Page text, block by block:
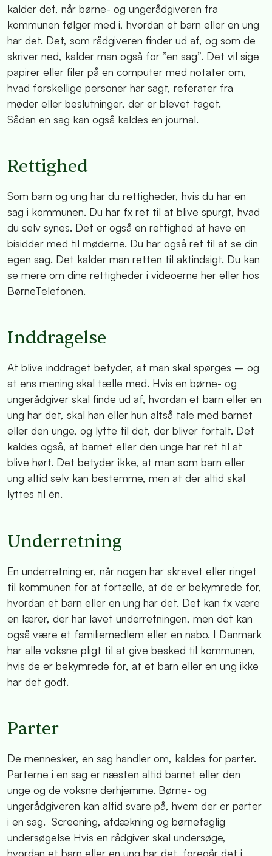
kalder det, når børne- og ungerådgiveren fra
kommunen følger med i, hvordan et barn eller en ung
har det. Det, som rådgiveren finder ud af, og som de
skriver ned, kalder man også for ”en sag”. Det vil sige
papirer eller filer på en computer med notater om,
hvad forskellige personer har sagt, referater fra
møder eller beslutninger, der er blevet taget.
Sådan en sag kan også kaldes en journal.
Rettighed
Som barn og ung har du rettigheder, hvis du har en
sag i kommunen. Du har fx ret til at blive spurgt, hvad
du selv synes. Det er også en rettighed at have en
bisidder med til møderne. Du har også ret til at se din
egen sag. Det kalder man retten til aktindsigt. Du kan
se mere om dine rettigheder i videoerne her eller hos
BørneTelefonen.
Inddragelse
At blive inddraget betyder, at man skal spørges – og
at ens mening skal tælle med. Hvis en børne- og
ungerådgiver skal finde ud af, hvordan et barn eller en
ung har det, skal han eller hun altså tale med barnet
eller den unge, og lytte til det, der bliver fortalt. Det
kaldes også, at barnet eller den unge har ret til at
blive hørt. Det betyder ikke, at man som barn eller
ung altid selv kan bestemme, men at der altid skal
lyttes til én.
Underretning
En underretning er, når nogen har skrevet eller ringet
til kommunen for at fortælle, at de er bekymrede for,
hvordan et barn eller en ung har det. Det kan fx være
en lærer, der har lavet underretningen, men det kan
også være et familiemedlem eller en nabo. I Danmark
har alle voksne pligt til at give besked til kommunen,
hvis de er bekymrede for, at et barn eller en ung ikke
har det godt.
Parter
De mennesker, en sag handler om, kaldes for parter.
Parterne i en sag er næsten altid barnet eller den
unge og de voksne derhjemme. Børne- og
ungerådgiveren kan altid svare på, hvem der er parter
i en sag. Screening, afdækning og børnefaglig
undersøgelse Hvis en rådgiver skal undersøge,
hvordan et barn eller en ung har det, foregår det i